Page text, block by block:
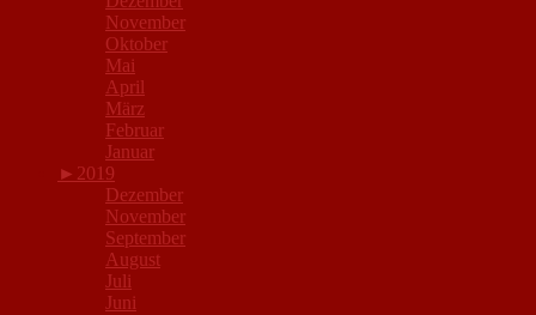
November
Oktober
Mai
April
März
Februar
Januar
► 2019
Dezember
November
September
August
Juli
Juni